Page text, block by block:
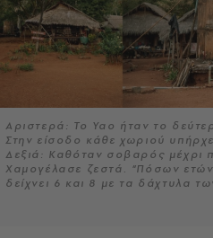
Αριστερά: Το Yao ήταν το
Στην είσοδο κάθε χωριού
Δεξιά: Καθόταν σοβαρός μέχρι
Χαμογέλασε ζεστά. “Πόσων
δείχνει 6 και 8 με τα δάχτυλα